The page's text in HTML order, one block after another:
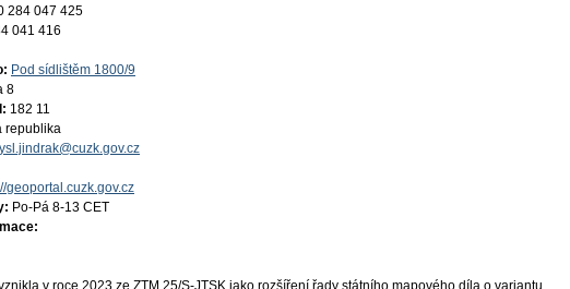
284 047 425
041 416
Pod sídlištěm 1800/9
8
182 11
republika
geoportal.cuzk.gov.cz
Po-Pá 8-13 CET
v roce 2023 ze ZTM 25/S-JTSK jako rozšíření řady státního mapového díla o variantu